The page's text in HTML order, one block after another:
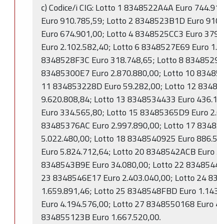
c) Codice/i CIG: Lotto 1 8348522A4A Euro
Euro 910.785,59; Lotto 2 8348523B1D Euro
Euro 674.901,00; Lotto 4 8348525CC3 Euro
Euro 2.102.582,40; Lotto 6 8348527E69 Euro
8348528F3C Euro 318.748,65; Lotto 8
83485300E7 Euro 2.870.880,00; Lotto 10
11 834853228D Euro 59.282,00; Lotto 12
9.620.808,84; Lotto 13 8348534433 Euro
Euro 334.565,80; Lotto 15 83485365D9 Euro
83485376AC Euro 2.997.890,00; Lotto 17
5.022.480,00; Lotto 18 8348540925 Euro
Euro 5.824.712,64; Lotto 20 8348542ACB
8348543B9E Euro 34.080,00; Lotto 22
23 8348546E17 Euro 2.403.040,00; Lotto 24
1.659.891,46; Lotto 25 8348548FBD Euro
Euro 4.194.576,00; Lotto 27 8348550168
834855123B Euro 1.667.520,00.